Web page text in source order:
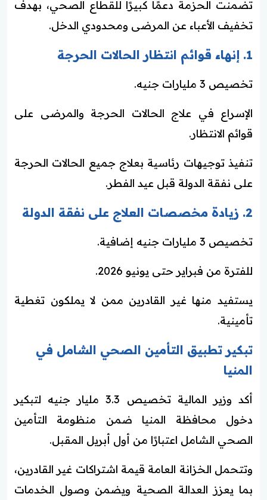
تضمنت الحزمة دعمًا كبيرًا للقطاع الصحي، بهدف
تخفيف الأعباء عن المرضى ومحدودي الدخل.
1. إنهاء قوائم انتظار الحالات الحرجة
تخصيص 3 مليارات جنيه.
الإسراع في علاج الحالات الحرجة والمرضى على
قوائم الانتظار.
تنفيذ توجيهات رئاسية بعلاج جميع الحالات الحرجة
على نفقة الدولة قبل عيد الفطر.
2. زيادة مخصصات العلاج على نفقة الدولة
تخصيص 3 مليارات جنيه إضافية.
للفترة من فبراير حتى يونيو 2026.
يستفيد منها غير القادرين ممن لا يملكون تغطية
تأمينية.
تبكير تطبيق التأمين الصحي الشامل في
المنيا
أكد وزير المالية تخصيص 3.3 مليار جنيه لتبكير
دخول محافظة المنيا ضمن منظومة التأمين
الصحي الشامل اعتبارًا من أول أبريل المقبل.
وتتحمل الخزانة العامة قيمة اشتراكات غير القادرين،
بما يعزز العدالة الصحية ويضمن وصول الخدمات